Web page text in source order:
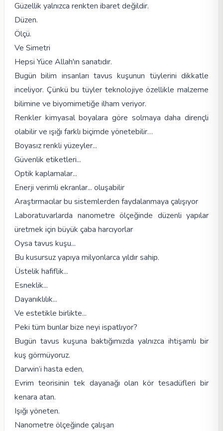
Güzellik yalnızca renkten ibaret değildir.
Düzen.
Ölçü.
Ve Simetri
Hepsi Yüce Allah'ın sanatıdır.
Bugün bilim insanları tavus kuşunun tüylerini dikkatle
inceliyor. Çünkü bu tüyler teknolojiye özellikle malzeme
bilimine ve biyomimetiğe ilham veriyor.
Renkler kimyasal boyalara göre solmaya daha dirençli
olabilir ve ışığı farklı biçimde yönetebilir…
Boyasız renkli yüzeyler...
Güvenlik etiketleri...
Optik kaplamalar...
Enerji verimli ekranlar... oluşabilir
Araştırmacılar bu sistemlerden faydalanmaya çalışıyor
Laboratuvarlarda nanometre ölçeğinde düzenli yapılar
üretmek için büyük çaba harcıyorlar
Oysa tavus kuşu...
Bu kusursuz yapıya milyonlarca yıldır sahip.
Üstelik hafiflik...
Esneklik...
Dayanıklılık...
Ve estetikle birlikte...
Peki tüm bunlar bize neyi ispatlıyor?
Bugün tavus kuşuna baktığımızda yalnızca ihtişamlı bir
kuş görmüyoruz.
Darwin’i hasta eden,
Evrim teorisinin tek dayanağı olan kör tesadüfleri bir
kenara atan.
Işığı yöneten.
Nanometre ölçeğinde çalışan